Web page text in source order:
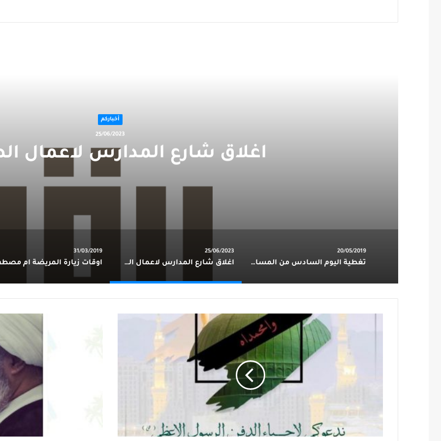
أخباركم
25/06/2023
اغلاق شارع المدارس لاعمال
20/05/2019
تغطية اليوم السادس من المسابقة الثقافية ١٤٤٠هـ
25/06/2023
اغلاق شارع المدارس لاعمال الصيانه
31/03/2019